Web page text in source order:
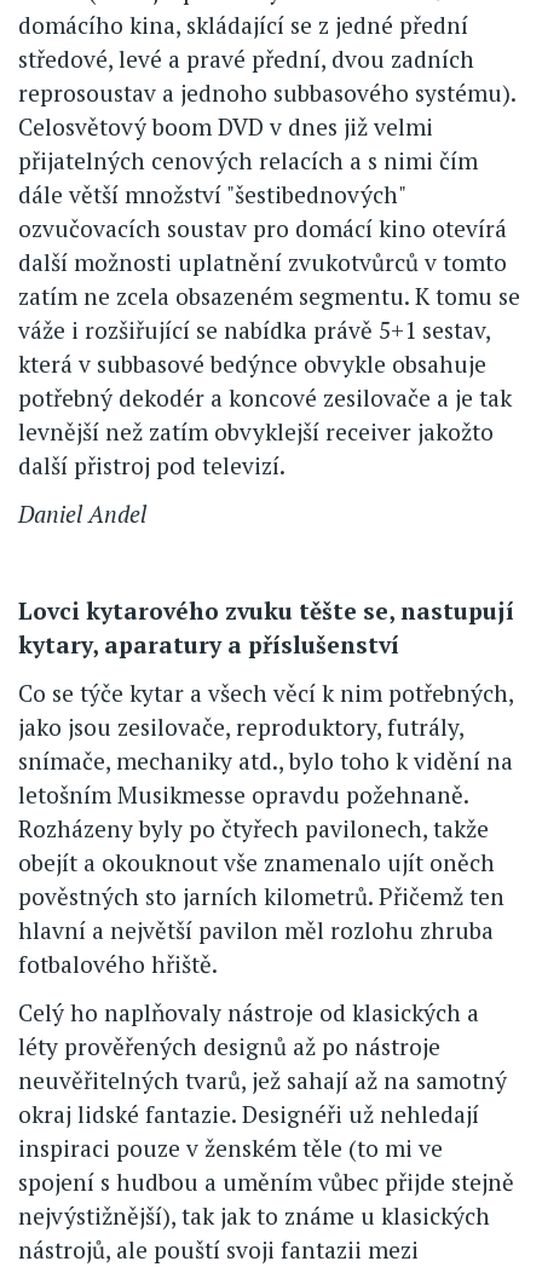
domácího kina, skládající se z jedné přední
středové, levé a pravé přední, dvou zadních
reprosoustav a jednoho subbasového systému).
Celosvětový boom DVD v dnes již velmi
přijatelných cenových relacích a s nimi čím
dále větší množství "šestibednových"
ozvučovacích soustav pro domácí kino otevírá
další možnosti uplatnění zvukotvůrců v tomto
zatím ne zcela obsazeném segmentu. K tomu se
váže i rozšiřující se nabídka právě 5+1 sestav,
která v subbasové bedýnce obvykle obsahuje
potřebný dekodér a koncové zesilovače a je tak
levnější než zatím obvyklejší receiver jakožto
další přistroj pod televizí.
Daniel Andel
Lovci kytarového zvuku těšte se, nastupují
kytary, aparatury a příslušenství
Co se týče kytar a všech věcí k nim potřebných,
jako jsou zesilovače, reproduktory, futrály,
snímače, mechaniky atd., bylo toho k vidění na
letošním Musikmesse opravdu požehnaně.
Rozházeny byly po čtyřech pavilonech, takže
obejít a okouknout vše znamenalo ujít oněch
pověstných sto jarních kilometrů. Přičemž ten
hlavní a největší pavilon měl rozlohu zhruba
fotbalového hřiště.
Celý ho naplňovaly nástroje od klasických a
léty prověřených designů až po nástroje
neuvěřitelných tvarů, jež sahají až na samotný
okraj lidské fantazie. Designéři už nehledají
inspiraci pouze v ženském těle (to mi ve
spojení s hudbou a uměním vůbec přijde stejně
nejvýstižnější), tak jak to známe u klasických
nástrojů, ale pouští svoji fantazii mezi